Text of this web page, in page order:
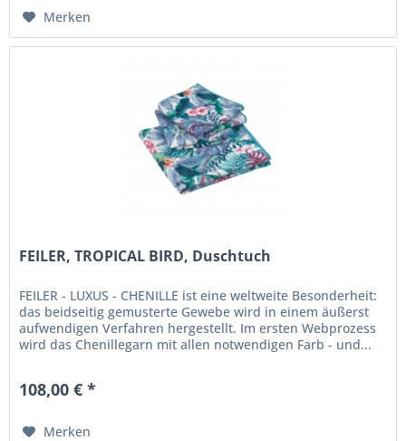
Merken
FEILER, TROPICAL BIRD, Duschtuch
FEILER - LUXUS - CHENILLE ist eine weltweite Besonderheit:
das beidseitig gemusterte Gewebe wird in einem äußerst
aufwendigen Verfahren hergestellt. Im ersten Webprozess
wird das Chenillegarn mit allen notwendigen Farb - und...
108,00 € *
Merken